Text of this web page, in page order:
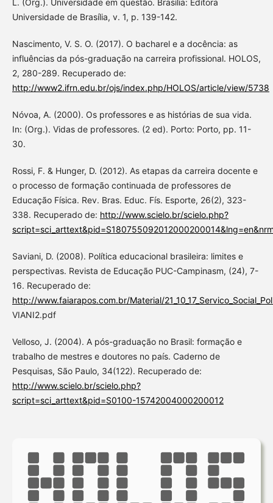
Universidade de Brasília, v. 1, p. 139-142.
Nascimento, V. S. O. (2017). O bacharel e a docência: as
influências da pós-graduação na carreira profissional. HOLOS,
2, 280-289. Recuperado de:
http://www2.ifrn.edu.br/ojs/index.php/HOLOS/article/view/5738
Nóvoa, A. (2000). Os professores e as histórias de sua vida.
In: (Org.). Vidas de professores. (2 ed). Porto: Porto, pp. 11-
30.
Rossi, F. & Hunger, D. (2012). As etapas da carreira docente e
o processo de formação continuada de professores de
Educação Física. Rev. Bras. Educ. Fís. Esporte, 26(2), 323-
338. Recuperado de: http://www.scielo.br/scielo.php?
Saviani, D. (2008). Política educacional brasileira: limites e
perspectivas. Revista de Educação PUC-Campinasm, (24), 7-
16. Recuperado de:
http://www.faiarapos.com.br/Material/
VIANI2.pdf
Velloso, J. (2004). A pós-graduação no Brasil: formação e
trabalho de mestres e doutores no país. Caderno de
Pesquisas, São Paulo, 34(122). Recuperado de:
http://www.scielo.br/scielo.php?
script=sci_arttext&pid=S0100-15742004000200012